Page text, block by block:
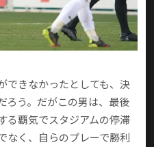
できなかったとしても、決
ろう。だがこの男は、最後
る覇気でスタジアムの停滞
なく、自らのプレーで勝利